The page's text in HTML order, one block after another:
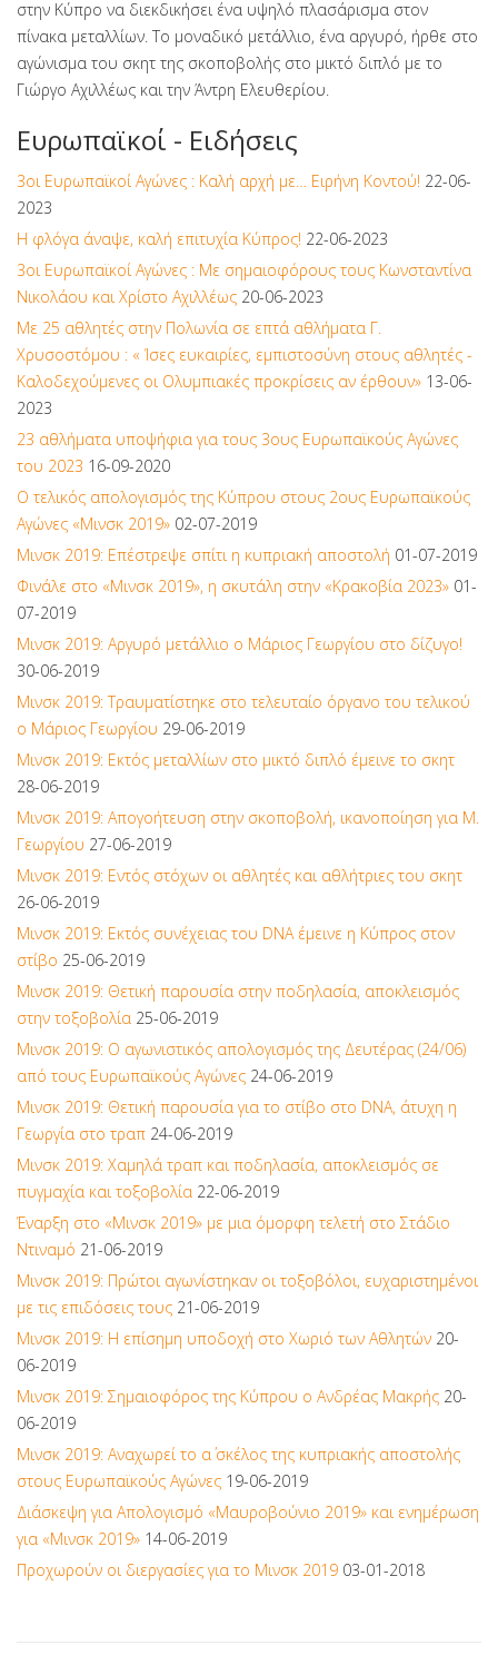
στην Κύπρο να διεκδικήσει ένα υψηλό πλασάρισμα στον
πίνακα μεταλλίων. Το μοναδικό μετάλλιο, ένα αργυρό, ήρθε στο
αγώνισμα του σκητ της σκοποβολής στο μικτό διπλό με το
Γιώργο Αχιλλέως και την Άντρη Ελευθερίου.
Ευρωπαϊκοί - Ειδήσεις
3οι Ευρωπαϊκοί Αγώνες : Καλή αρχή με… Ειρήνη Κοντού! 22-06-
2023
Η φλόγα άναψε, καλή επιτυχία Κύπρος! 22-06-2023
3οι Ευρωπαϊκοί Αγώνες : Με σημαιοφόρους τους Κωνσταντίνα
Νικολάου και Χρίστο Αχιλλέως 20-06-2023
Με 25 αθλητές στην Πολωνία σε επτά αθλήματα Γ.
Χρυσοστόμου : « Ίσες ευκαιρίες, εμπιστοσύνη στους αθλητές -
Καλοδεχούμενες οι Ολυμπιακές προκρίσεις αν έρθουν» 13-06-
2023
23 αθλήματα υποψήφια για τους 3ους Ευρωπαϊκούς Αγώνες
του 2023 16-09-2020
Ο τελικός απολογισμός της Κύπρου στους 2ους Ευρωπαϊκούς
Αγώνες «Μινσκ 2019» 02-07-2019
Μινσκ 2019: Επέστρεψε σπίτι η κυπριακή αποστολή 01-07-2019
Φινάλε στο «Μινσκ 2019», η σκυτάλη στην «Κρακοβία 2023» 01-
07-2019
Μινσκ 2019: Αργυρό μετάλλιο ο Μάριος Γεωργίου στο δίζυγο!
30-06-2019
Μινσκ 2019: Τραυματίστηκε στο τελευταίο όργανο του τελικού
ο Μάριος Γεωργίου 29-06-2019
Μινσκ 2019: Εκτός μεταλλίων στο μικτό διπλό έμεινε το σκητ
28-06-2019
Μινσκ 2019: Απογοήτευση στην σκοποβολή, ικανοποίηση για Μ.
Γεωργίου 27-06-2019
Μινσκ 2019: Εντός στόχων οι αθλητές και αθλήτριες του σκητ
26-06-2019
Μινσκ 2019: Εκτός συνέχειας του DNA έμεινε η Κύπρος στον
στίβο 25-06-2019
Μινσκ 2019: Θετική παρουσία στην ποδηλασία, αποκλεισμός
στην τοξοβολία 25-06-2019
Μινσκ 2019: Ο αγωνιστικός απολογισμός της Δευτέρας (24/06)
από τους Ευρωπαϊκούς Αγώνες 24-06-2019
Μινσκ 2019: Θετική παρουσία για το στίβο στο DNA, άτυχη η
Γεωργία στο τραπ 24-06-2019
Μινσκ 2019: Χαμηλά τραπ και ποδηλασία, αποκλεισμός σε
πυγμαχία και τοξοβολία 22-06-2019
Έναρξη στο «Μινσκ 2019» με μια όμορφη τελετή στο Στάδιο
Ντιναμό 21-06-2019
Μινσκ 2019: Πρώτοι αγωνίστηκαν οι τοξοβόλοι, ευχαριστημένοι
με τις επιδόσεις τους 21-06-2019
Μινσκ 2019: Η επίσημη υποδοχή στο Χωριό των Αθλητών 20-
06-2019
Μινσκ 2019: Σημαιοφόρος της Κύπρου ο Ανδρέας Μακρής 20-
06-2019
Μινσκ 2019: Αναχωρεί το α΄ σκέλος της κυπριακής αποστολής
στους Ευρωπαϊκούς Αγώνες 19-06-2019
Διάσκεψη για Απολογισμό «Μαυροβούνιο 2019» και ενημέρωση
για «Μινσκ 2019» 14-06-2019
Προχωρούν οι διεργασίες για το Μινσκ 2019 03-01-2018